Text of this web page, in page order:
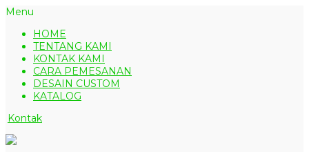
Menu
HOME
TENTANG KAMI
KONTAK KAMI
CARA PEMESANAN
DESAIN CUSTOM
KATALOG
Kontak